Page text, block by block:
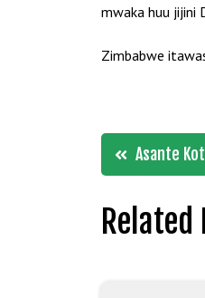
mwaka huu jijini
Zimbabwe
Post
Asante
Related